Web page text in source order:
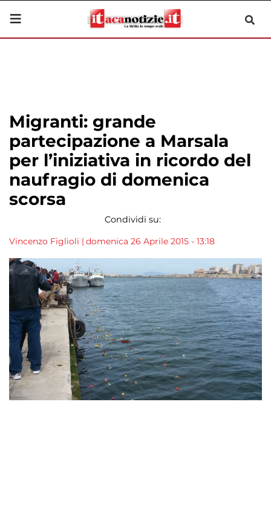
Migranti: grande
partecipazione a Marsala
per l’iniziativa in ricordo del
naufragio di domenica
scorsa
Condividi su:
Vincenzo Figlioli | domenica 26 Aprile 2015 - 13:18